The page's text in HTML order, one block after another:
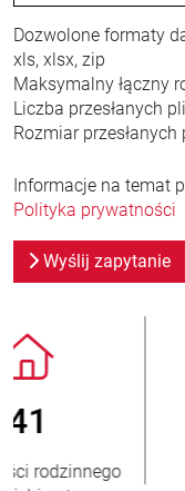
Dozwolone formaty
xls, xlsx, zip
Maksymalny łączny
Liczba przesłanych
Rozmiar przesłanych
Informacje na temat
Polityka prywatności
Wyślij zapytanie
nowych